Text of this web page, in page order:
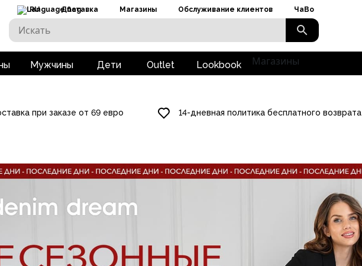
RU Доставка Магазины Обслуживание клиентов ЧаВо
Мужчины Дети Outlet Lookbook Магазины
при заказе от 69 евро 14-дневная политика бесплатного возврата